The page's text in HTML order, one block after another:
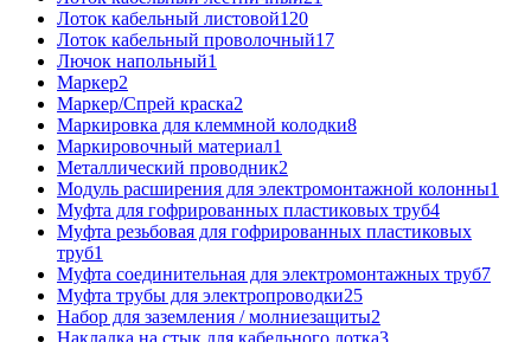
Лоток кабельный листовой120
Лоток кабельный проволочный17
Лючок напольный1
Маркер2
Маркер/Спрей краска2
Маркировка для клеммной колодки8
Маркировочный материал1
Металлический проводник2
Модуль расширения для электромонтажной колонны1
Муфта для гофрированных пластиковых труб4
Муфта резьбовая для гофрированных пластиковых
труб1
Муфта соединительная для электромонтажных труб7
Муфта трубы для электропроводки25
Набор для заземления / молниезащиты2
Накладка на стык для кабельного лотка3